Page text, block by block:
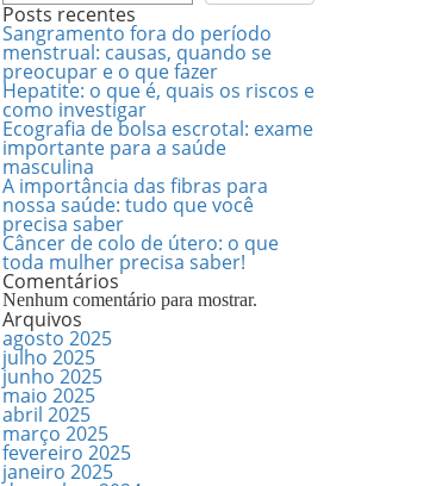
Posts recentes
Sangramento fora do período
menstrual: causas, quando se
preocupar e o que fazer
Hepatite: o que é, quais os riscos e
como investigar
Ecografia de bolsa escrotal: exame
importante para a saúde
masculina
A importância das fibras para
nossa saúde: tudo que você
precisa saber
Câncer de colo de útero: o que
toda mulher precisa saber!
Comentários
Nenhum comentário para mostrar.
Arquivos
agosto 2025
julho 2025
junho 2025
maio 2025
abril 2025
março 2025
fevereiro 2025
janeiro 2025